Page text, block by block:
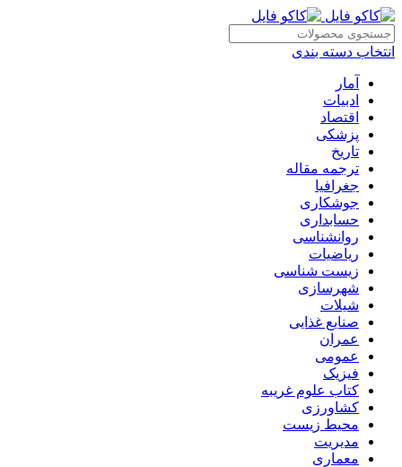
انتخاب دسته بندی
آمار
ادبیات
اقتصاد
پزشکی
تاریخ
ترجمه مقاله
جغرافیا
جوشکاری
حسابداری
روانشناسی
ریاضیات
زیست شناسی
شهرسازی
شیلات
صنایع غذایی
عمران
عمومی
فیزیک
کتاب علوم غریبه
کشاورزی
محیط زیست
مدیریت
معماری